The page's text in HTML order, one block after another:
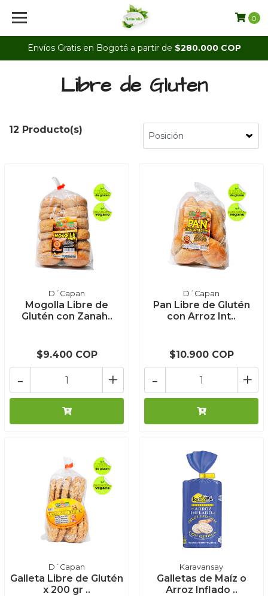
Envíos Gratis en Bogotá a partir de $280.000 COP
0
Libre de Gluten
12 Producto(s)
D´Capan
Mogolla Libre de
Glutén con Zanah..
$9.400 COP
+
-
D´Capan
Pan Libre de Glutén
con Arroz Int..
$10.900 COP
+
-
D´Capan
Galleta Libre de Glutén
x 200 gr ..
Karavansay
Galletas de Maíz o
Arroz Inflado ..